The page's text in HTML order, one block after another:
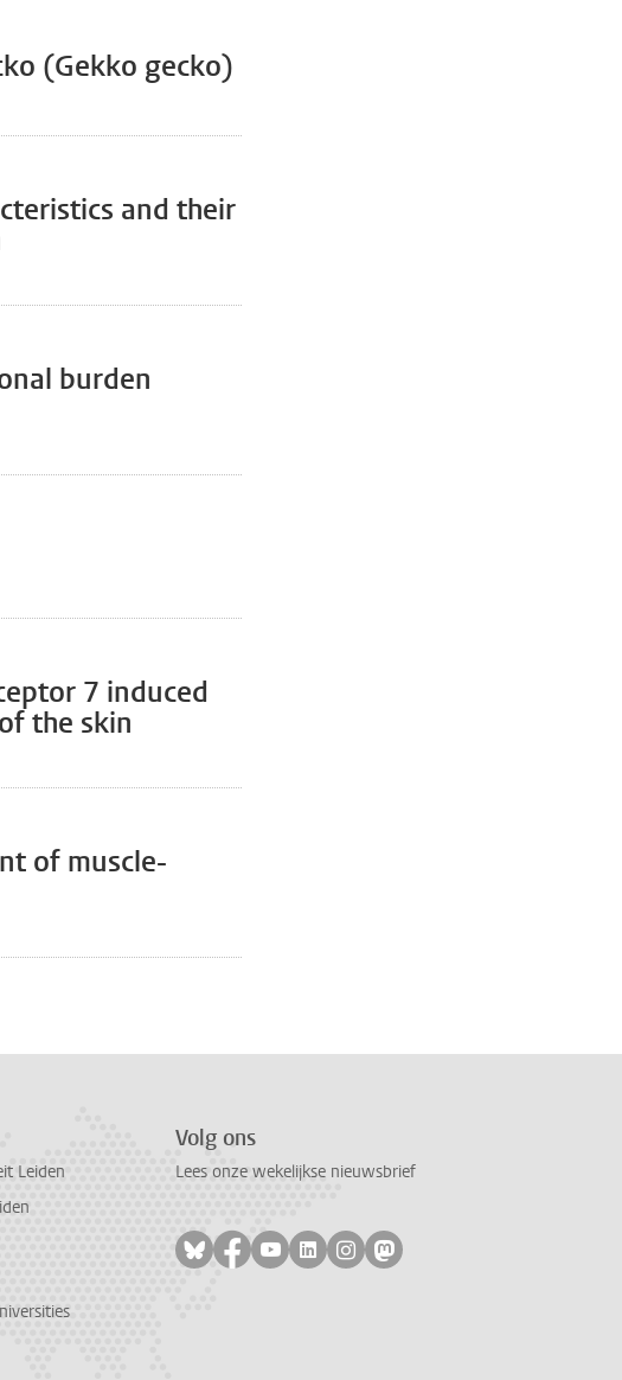
(Gekko gecko)
and their
burden
7 induced
the skin
of muscle-
pagina, pagina
Leiden
Volg ons
Lees onze wekelijkse nieuwsbrief
Volg ons op bluesky
Volg ons op facebook
Volg ons op youtube
Volg ons op linkedin
Volg ons op instagram
Volg ons op mastodon